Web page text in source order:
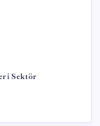
Sektör